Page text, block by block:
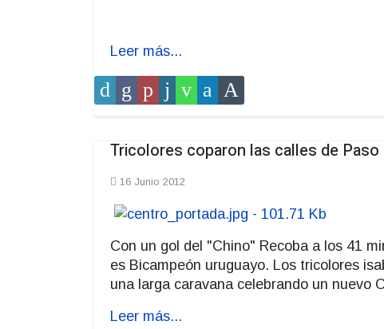
Leer más...
Tricolores coparon las calles de
16 Junio 2012
Con un gol del "Chino" Recoba a los 41
es Bicampeón uruguayo. Los tricolores
una larga caravana celebrando un nuevo
Leer más...